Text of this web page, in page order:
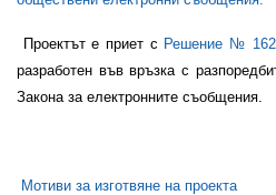
Проектът е приет с Решение №
разработен във връзка с
Закона за електронните съобщения
Мотиви за изготвяне на проекта